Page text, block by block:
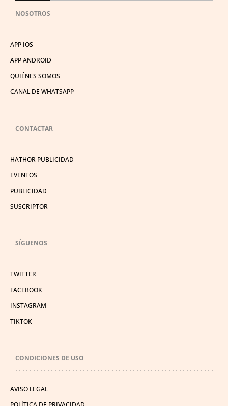
NOSOTROS
APP IOS
APP ANDROID
QUIÉNES SOMOS
CANAL DE WHATSAPP
CONTACTAR
HATHOR PUBLICIDAD
EVENTOS
PUBLICIDAD
SUSCRIPTOR
SÍGUENOS
TWITTER
FACEBOOK
INSTAGRAM
TIKTOK
CONDICIONES DE USO
AVISO LEGAL